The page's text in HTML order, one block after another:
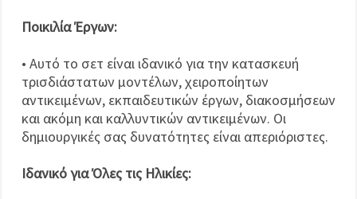
Ποικιλία Έργων:
• Αυτό το σετ είναι ιδανικό για την κατασκευή
τρισδιάστατων μοντέλων, χειροποίητων
αντικειμένων, εκπαιδευτικών έργων, διακοσμήσεων
και ακόμη και καλλυντικών αντικειμένων. Οι
δημιουργικές σας δυνατότητες είναι απεριόριστες.
Ιδανικό για Όλες τις Ηλικίες: